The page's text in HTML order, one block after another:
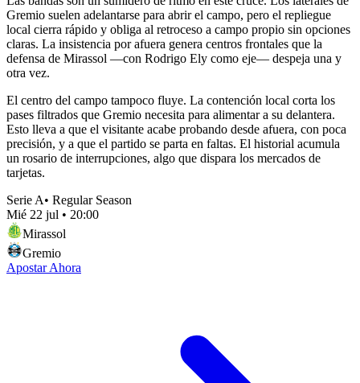
Gremio suelen adelantarse para abrir el campo, pero el repliegue
local cierra rápido y obliga al retroceso a campo propio sin opciones
claras. La insistencia por afuera genera centros frontales que la
defensa de Mirassol —con Rodrigo Ely como eje— despeja una y
otra vez.
El centro del campo tampoco fluye. La contención local corta los
pases filtrados que Gremio necesita para alimentar a su delantera.
Esto lleva a que el visitante acabe probando desde afuera, con poca
precisión, y a que el partido se parta en faltas. El historial acumula
un rosario de interrupciones, algo que dispara los mercados de
tarjetas.
Serie A• Regular Season
Mié 22 jul • 20:00
Mirassol
Gremio
Apostar Ahora